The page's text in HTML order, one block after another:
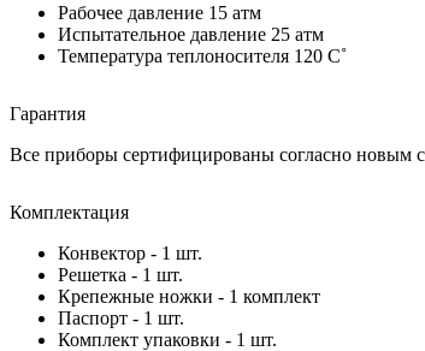
Рабочее давление 15 атм
Испытательное давление 25 атм
Температура теплоносителя 120 C˚
Гарантия
Все приборы сертифицированы согласно новым
Комплектация
Конвектор - 1 шт.
Решетка - 1 шт.
Крепежные ножки - 1 комплект
Паспорт - 1 шт.
Комплект упаковки - 1 шт.